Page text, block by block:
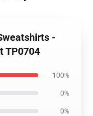
-
TP0704
100%
0%
0%